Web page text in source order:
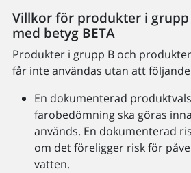
Villkor för produkter i
med betyg BETA
Produkter i grupp B och
får inte användas utan att
En dokumenterad
farobedömning ska göras
används. En dokumenterad
om det föreligger risk för
vatten.